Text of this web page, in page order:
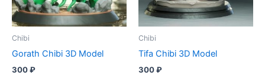
Chibi
Gorath Chibi 3D Model
300₽
Chibi
Tifa Chibi 3D Model
300₽